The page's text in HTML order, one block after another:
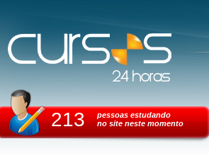
213
pessoas estudando
no site neste momento